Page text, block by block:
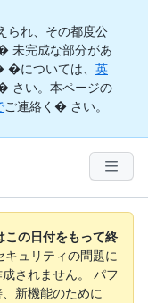
れ、その都度公
未完成な部分があ
については、 英
さい。本ページの
ご連絡く� さい。
の日付をもって終
キュリティの問題に
されません。 パフ
新機能のために